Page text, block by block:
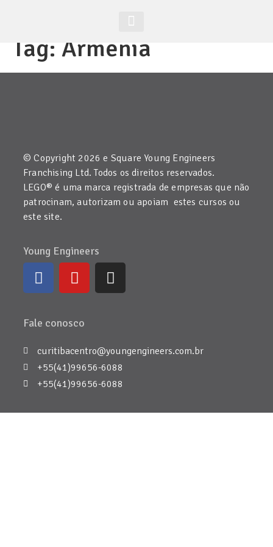
Tag: Armenia
© Copyright 2026 e Square Young Engineers
Franchising Ltd. Todos os direitos reservados.
LEGO® é uma marca registrada de empresas que não
patrocinam, autorizam ou apoiam estes cursos ou
este site.
Young Engineers
Fale conosco
curitibacentro@youngengineers.com.br
+55(41)99656-6088
+55(41)99656-6088